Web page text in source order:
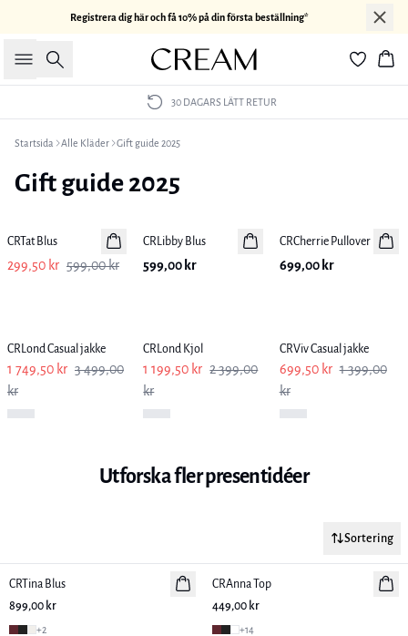
Registrera dig här och få 10% på din första beställning*
Sök
30 DAGARS LÄTT RETUR
Startsida Alle Kläder Gift guide 2025
Gift guide 2025
CRTat Blus
299,50 kr 599,00 kr
CRLibby Blus
599,00 kr
CRCherrie Pullover
699,00 kr
Previous slide
CRLond Casual jakke
1 749,50 kr 3 499,00
kr
CRLond Kjol
1 199,50 kr 2 399,00
kr
CRViv Casual jakke
699,50 kr 1 399,00
kr
Utforska fler presentidéer
Sortering
Nyhet
CRTina Blus
899,00 kr
+2
Nyhet
CRAnna Top
449,00 kr
+14